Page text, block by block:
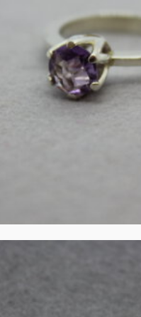
Amethist in
zetting
€275.00